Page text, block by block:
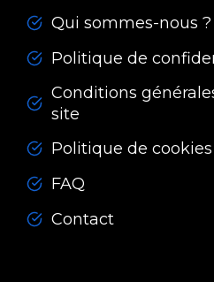
Qui sommes-nous ?
Politique de
Conditions
site
Politique de cookies
FAQ
Contact